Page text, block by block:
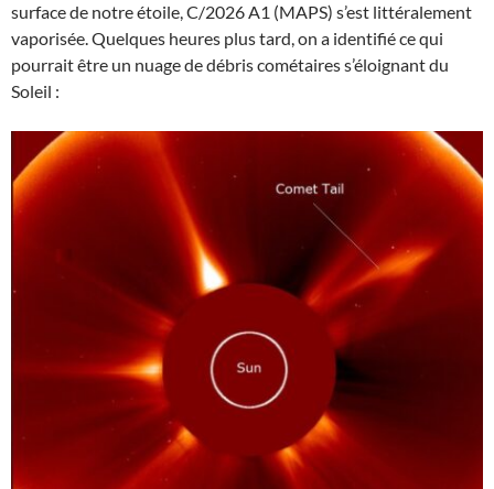
surface de notre étoile, C/2026 A1 (MAPS) s’est littéralement
vaporisée. Quelques heures plus tard, on a identifié ce qui
pourrait être un nuage de débris cométaires s’éloignant du
Soleil :